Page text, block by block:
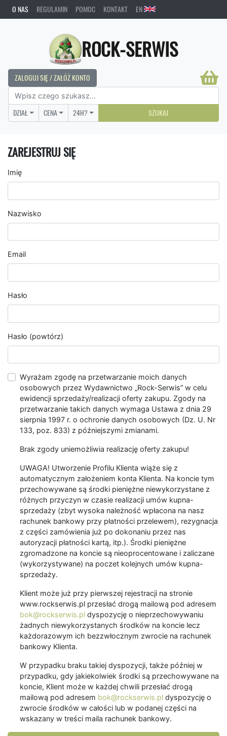
O NAS REGULAMIN POMOC KONTAKT EN
ROCK-SERWIS
ZALOGUJ SIĘ / ZAŁÓŻ KONTO
DZIAŁ CENA 24H? SZUKAJ
ZAREJESTRUJ SIĘ
Imię
Nazwisko
Email
Hasło
Hasło (powtórz)
Wyrażam zgodę na przetwarzanie moich danych
osobowych przez Wydawnictwo „Rock-Serwis” w celu
ewidencji sprzedaży/realizacji oferty zakupu. Zgody na
przetwarzanie takich danych wymaga Ustawa z dnia 29
sierpnia 1997 r. o ochronie danych osobowych (Dz. U. Nr
133, poz. 833) z późniejszymi zmianami.
Brak zgody uniemożliwia realizację oferty zakupu!
UWAGA! Utworzenie Profilu Klienta wiąże się z
automatycznym założeniem konta Klienta. Na koncie tym
przechowywane są środki pieniężne niewykorzystane z
różnych przyczyn w czasie realizacji umów kupna-
sprzedaży (zbyt wysoka należność wpłacona na nasz
rachunek bankowy przy płatności przelewem), rezygnacja
z części zamówienia już po dokonaniu przez nas
autoryzacji płatności kartą, itp.). Środki pieniężne
zgromadzone na koncie są nieoprocentowane i zaliczane
(wykorzystywane) na poczet kolejnych umów kupna-
sprzedaży.
Klient może już przy pierwszej rejestracji na stronie
www.rockserwis.pl przesłać drogą mailową pod adresem
bok@rockserwis.pl dyspozycję o nieprzechowywaniu
żadnych niewykorzystanych środków na koncie lecz
każdorazowym ich bezzwłocznym zwrocie na rachunek
bankowy Klienta.
W przypadku braku takiej dyspozycji, także później w
przypadku, gdy jakiekolwiek środki są przechowywane na
koncie, Klient może w każdej chwili przesłać drogą
mailową pod adresem bok@rockserwis.pl dyspozycję o
zwrocie środków w całości lub w podanej części na
wskazany w treści maila rachunek bankowy.